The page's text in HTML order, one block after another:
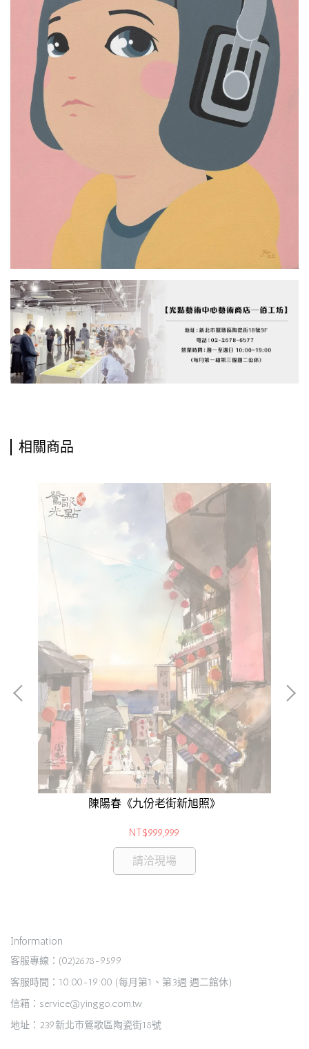
相關商品
陳陽春《九份老街新旭照》
NT$999,999
請洽現場
Information
客服專線：(02)2678-9599
客服時間：10:00-19:00 (每月第1、第3週 週二館休)
信箱：service@yinggo.com.tw
地址：239新北市鶯歌區陶瓷街18號